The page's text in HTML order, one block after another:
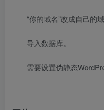
“你的域名”改成自己的
导入数据库。
需要设置伪静态